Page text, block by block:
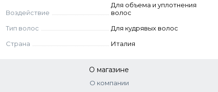
Воздействие
Для объема и уплотнения
волос
Тип волос
Для кудрявых волос
Страна
Италия
О магазине
О компании